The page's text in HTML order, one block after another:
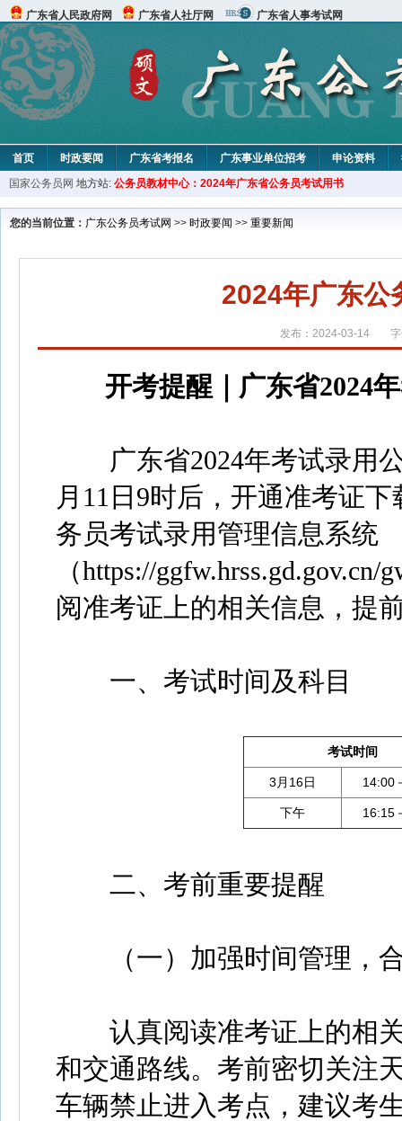
广东省人民政府网 广东省人社厅网 广东省人事考试网
首页 时政要闻 广东省考报名 广东事业单位招考 申论资料
国家公务员网 地方站: 公务员教材中心：2024年广东省公务员考试用书
您的当前位置： 广东公务员考试网 >> 时政要闻 >> 重要新闻
2024年广东公
发布：2024-03-14
开考提醒｜广东省2024
广东省2024年考试录用公
月11日9时后，开通准考证
务员考试录用管理信息系统
（https://ggfw.hrss.gd.gov.cn/
阅准考证上的相关信息，提
一、考试时间及科目
考试时间
3月16日 14:00
下午 16:15
二、考前重要提醒
（一）加强时间管理，合
认真阅读准考证上的相关
和交通路线。考前密切关注
车辆禁止进入考点，建议考